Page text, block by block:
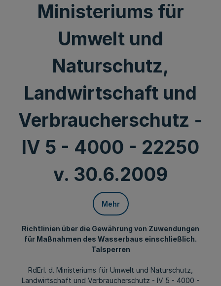
Ministeriums für
Umwelt und
Naturschutz,
Landwirtschaft und
Verbraucherschutz -
IV 5 - 4000 - 22250
v. 30.6.2009
Mehr
Richtlinien über die Gewährung von Zuwendungen
für Maßnahmen des Wasserbaus einschließlich.
Talsperren
RdErl. d. Ministeriums für Umwelt und Naturschutz,
Landwirtschaft und Verbraucherschutz - IV 5 - 4000 -